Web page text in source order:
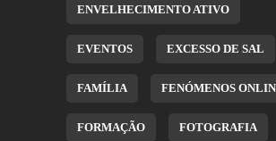
ENVELHECIMENTO ATIVO
EVENTOS EXCESSO DE SAL
FAMÍLIA FENÓMENOS
FORMAÇÃO FOTOGRAFIA